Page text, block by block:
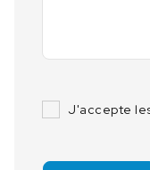
J'accepte